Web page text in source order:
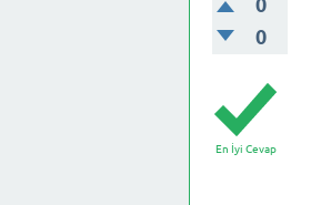
0
0
En İyi Cevap